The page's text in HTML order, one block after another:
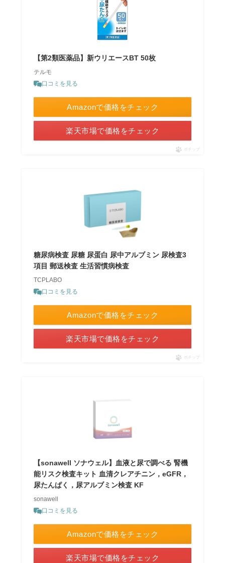
【第2類医薬品】新ウリエースBT 50枚
テルモ
口コミを見る
Amazonで価格をチェック
楽天市場で価格をチェック
ポチップ
糖尿病検査 尿糖 尿蛋白 尿中アルブミン 尿検査3
項目 郵送検査 生活習慣病検査
TCPLABO
口コミを見る
Amazonで価格をチェック
楽天市場で価格をチェック
ポチップ
【sonawell ソナウェル】血液と尿で調べる 腎機
能リスク検査キット 血清クレアチニン，eGFR，
尿たんぱく，尿アルブミン検査 KF
sonawell
口コミを見る
Amazonで価格をチェック
楽天市場で価格をチェック